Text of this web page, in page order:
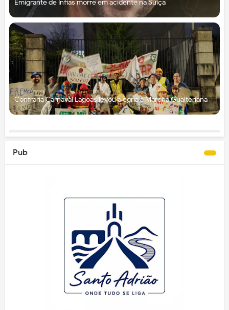
Emigrante de Infias morre em acidente na Suíça
Confraria Carnaval Lagoas levou alegria à Marcha Gualteriana
Pub